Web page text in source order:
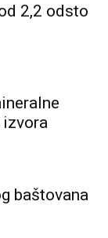
2,2 odsto
izvora
baštovana